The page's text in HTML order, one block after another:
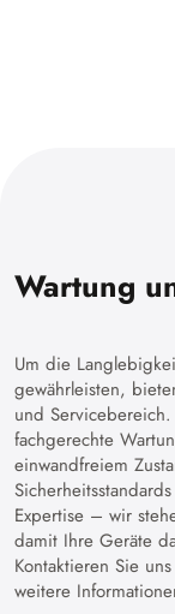
Wartung
Um die
gewährleisten,
und
fachgerechte
einwandfreiem
Expertise – wir
damit Ihre Geräte
Kontaktieren Sie
weitere